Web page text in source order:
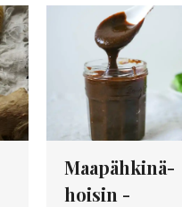
Maapähkinä-
hoisin -